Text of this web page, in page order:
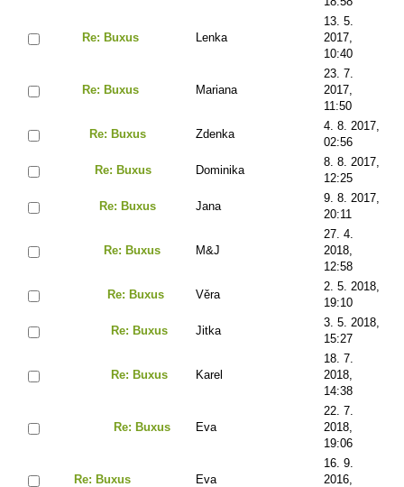
Re: Buxus Lenka
13. 5.
2017,
10:40
Re: Buxus Mariana
23. 7.
2017,
11:50
Re: Buxus Zdenka
4. 8. 2017,
02:56
Re: Buxus Dominika
8. 8. 2017,
12:25
Re: Buxus Jana
9. 8. 2017,
20:11
Re: Buxus M&J
27. 4.
2018,
12:58
Re: Buxus Věra
2. 5. 2018,
19:10
Re: Buxus Jitka
3. 5. 2018,
15:27
Re: Buxus Karel
18. 7.
2018,
14:38
Re: Buxus Eva
22. 7.
2018,
19:06
Re: Buxus Eva
16. 9.
2016,